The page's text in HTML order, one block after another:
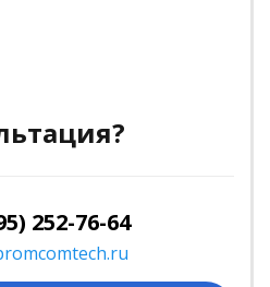
252-76-64